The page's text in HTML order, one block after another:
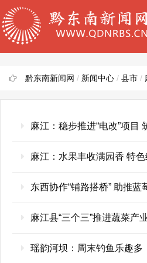
黔东南新闻网 / 新闻中心 / 县市 /
麻江：稳步推进“电改”项目
麻江：水果丰收满园香 特
东西协作“铺路搭桥” 助推蓝
麻江县“三个三”推进蔬菜产
瑶韵河坝：周末钓鱼乐趣多